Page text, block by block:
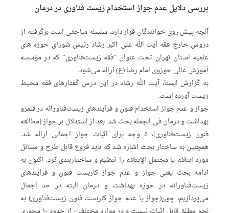
بررسی دلایل عدم جواز استخدام زیست فناوری در درمان
آنچه پیش روی خوانندگان قرار دارد، سلسله مباحثی است برگرفته از
دروس خارج فقه آیت الله علی اکبر رشاد رئیس شورای حوزه های
علمیه استان تهران تحت عنوان “فقه‌ زیست‌فناوری” که در مؤسسه
آموزش عالی حوزوی امام رضا (ع) ارائه می‌شود.
به گزارش ایسنا، آیت الله رشاد در این درس گفتارهای فقه محیط
زیست آورده است:
جواز و عدم جواز استخدام فنون و فرآیندهای زیست‌فناورانه در قلمرو
بهداشت و درمان فی الجمله بحث شد. بعد از استدلال بر جواز [مطالعه
فنون زیست‌فناوری]، ۵ وجه برای اثبات جواز اجمالی ارائه شد.
همچنین به ساختار بحث اشاره شد که باید فروع قابل طرح و مسائل
مورد ابتلاء یا محتمل الإبتلاء را تنظیم و ساختاربندی کرد. اکنون به
ادامه بحث یعنی جواز و عدم جواز کاربست فنون و فرآیندهای
زیست‌فناورانه در حوزه بهداشت و درمان البته در حد اجمال
می‌پردازیم، چون(جواز یا عدم جواز کاربست فنون زیست‌فناوری) به